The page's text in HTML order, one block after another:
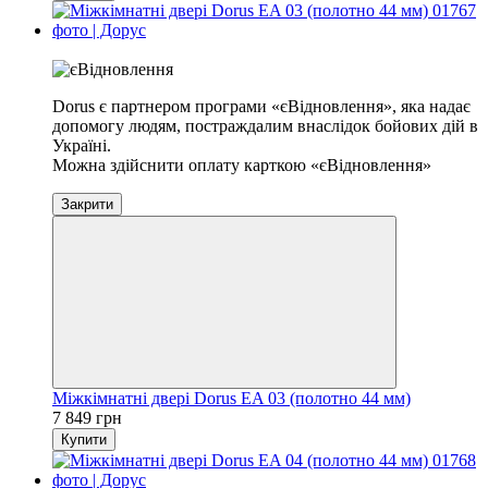
Dorus є партнером програми «єВідновлення», яка надає
допомогу людям, постраждалим внаслідок бойових дій в
Україні.
Можна здійснити оплату карткою «єВідновлення»
Закрити
Міжкімнатні двері Dorus EA 03 (полотно 44 мм)
7 849 грн
Купити